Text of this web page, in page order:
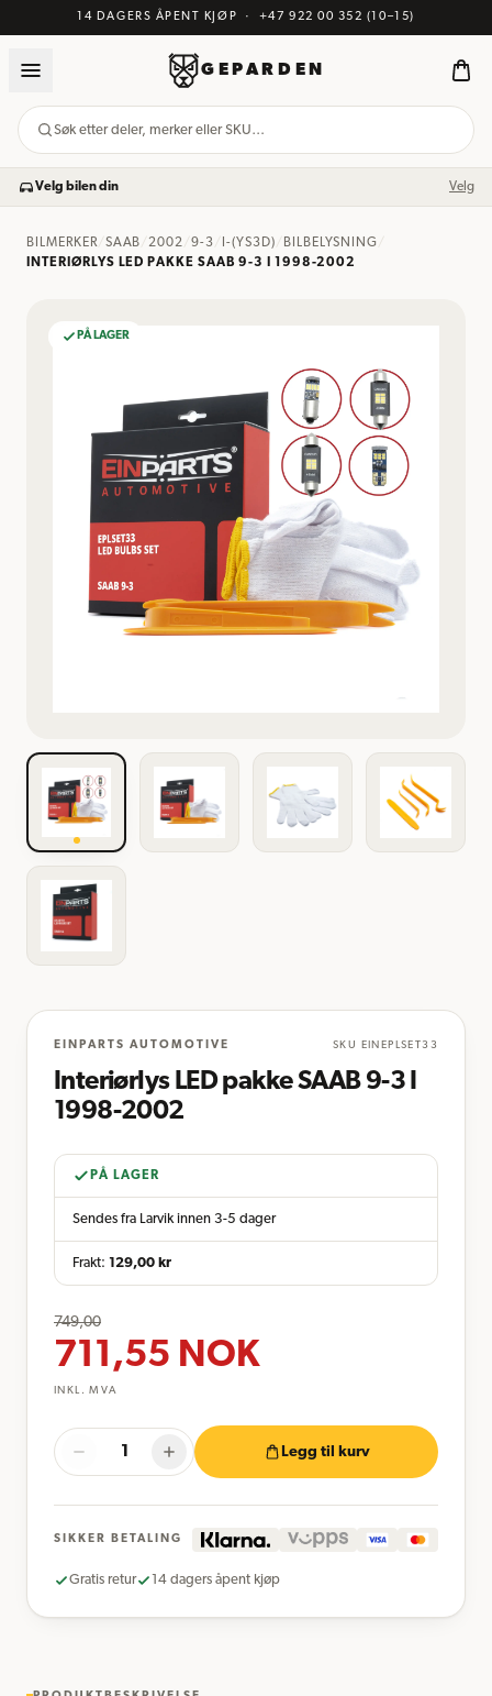
14 DAGERS ÅPENT KJØP · +47 922 00 352 (10–15)
GEPARDEN
Søk etter deler, merker eller SKU…
Velg bilen din Velg
BILMERKER/ SAAB /2002 /9-3 I-(YS3D) BILBELYSNING
INTERIØRLYS LED PAKKE SAAB 9-3 I 1998-2002
PÅ LAGER
EINPARTS AUTOMOTIVE SKU EINEPLSET33
Interiørlys LED pakke SAAB 9-3 I
1998-2002
PÅ LAGER
Sendes fra Larvik innen 3-5 dager
Frakt: 129,00 kr
749,00
711,55 NOK
INKL. MVA
Legg til kurv
SIKKER BETALING
Gratis retur 14 dagers åpent kjøp